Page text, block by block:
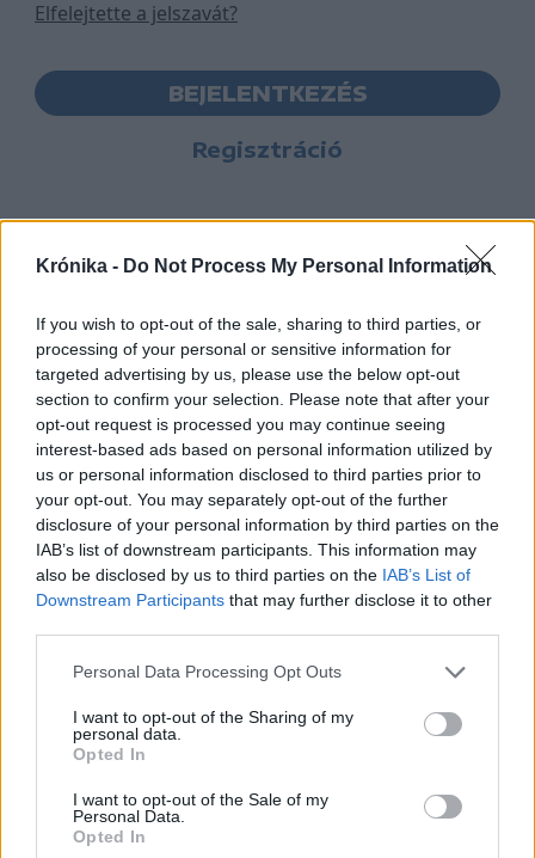
Krónika - Do Not Process My Personal Information
If you wish to opt-out of the sale, sharing to third parties, or
processing of your personal or sensitive information for
targeted advertising by us, please use the below opt-out
section to confirm your selection. Please note that after your
opt-out request is processed you may continue seeing
interest-based ads based on personal information utilized by
us or personal information disclosed to third parties prior to
your opt-out. You may separately opt-out of the further
disclosure of your personal information by third parties on the
IAB’s list of downstream participants. This information may
also be disclosed by us to third parties on the IAB’s List of
Downstream Participants that may further disclose it to other
Personal Data Processing Opt Outs
I want to opt-out of the Sharing of my
personal data.
Opted In
I want to opt-out of the Sale of my
Personal Data.
Opted In
Elfelejtette a jelszavát?
BEJELENTKEZÉS
Regisztráció
Hasznos
Impresszum
Szerzői jogok
Adatvédelmi tájékoztató
Cookie-kezelési tájékoztató
Nyomtatott lapjaink archívuma
Médiaajánlat
Sütibeállítások